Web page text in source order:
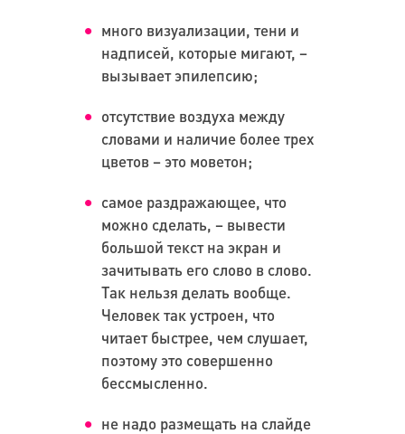
много визуализации, тени и
надписей, которые мигают, –
вызывает эпилепсию;
отсутствие воздуха между
словами и наличие более трех
цветов – это моветон;
самое раздражающее, что
можно сделать, – вывести
большой текст на экран и
зачитывать его слово в слово.
Так нельзя делать вообще.
Человек так устроен, что
читает быстрее, чем слушает,
поэтому это совершенно
бессмысленно.
не надо размещать на слайде